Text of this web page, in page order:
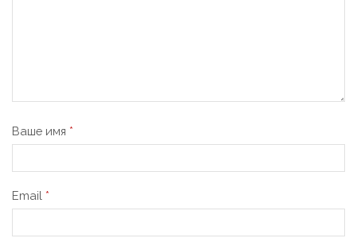
Ваше имя *
Email *